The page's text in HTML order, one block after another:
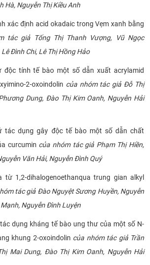
Hà, Nguyễn Thị Kiều Anh
xác định acid okadaic trong Vẹm xanh bằng
tác giả Tống Thị Thanh Vượng, Vũ Ngọc
Đình Chi, Lê Thị Hồng Hảo
độc tính tế bào một số dẫn xuất acrylamid
2-oxoindolin của nhóm tác giả Đỗ Thị
Dung, Đào Thị Kim Oanh, Nguyễn Hải
tác dụng gây độc tế bào một số dẫn chất
curcumin của nhóm tác giả Phạm Thị Hiền,
Văn Hải, Nguyễn Đình Quý
từ 1,2-dihalogenoethanqua trung gian alkyl
tác giả Đào Nguyệt Sương Huyền, Nguyễn
Nguyễn Đình Luyện
dụng kháng tế bào ung thư của một số N-
khung 2-oxoindolin của nhóm tác giả Trần
Mai Dung, Đào Thị Kim Oanh, Nguyễn Hải